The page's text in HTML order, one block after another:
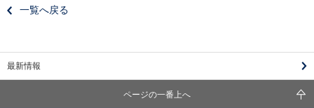
一覧へ戻る
最新情報
ページの一番上へ